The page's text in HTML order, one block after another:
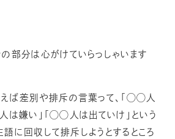
の部分は心がけていらっしゃいます
えば差別や排斥の言葉って、「◯◯人
は嫌い」「◯◯人は出ていけ」という
語に回収して排斥しようとするところ